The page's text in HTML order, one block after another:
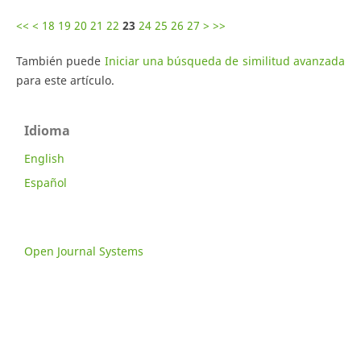
<< < 18 19 20 21 22 23 24 25 26 27 > >>
También puede Iniciar una búsqueda de similitud avanzada
para este artículo.
Idioma
English
Español
Open Journal Systems